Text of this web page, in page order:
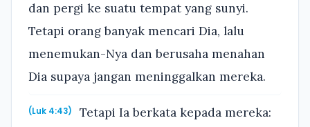
dan pergi ke suatu tempat yang sunyi.
Tetapi orang banyak mencari Dia, lalu
menemukan-Nya dan berusaha menahan
Dia supaya jangan meninggalkan mereka.
(Luk 4:43)
Tetapi Ia berkata kepada mereka: